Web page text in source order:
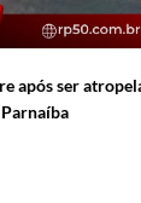
após ser